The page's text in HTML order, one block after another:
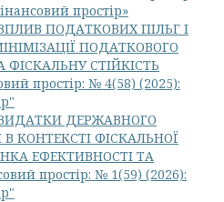
простір»
ПОДАТКОВИХ ПІЛЬГ І
ПОДАТКОВОГО
СТІЙКІСТЬ
простір: № 4(58) (2025):
ДЕРЖАВНОГО
КОНТЕКСТІ ФІСКАЛЬНОЇ
ЕФЕКТИВНОСТІ ТА
простір: № 1(59) (2026):